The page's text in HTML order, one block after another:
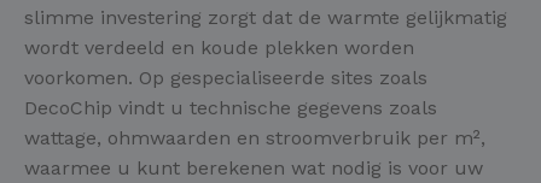
slimme investering zorgt dat de warmte gelijkmatig
wordt verdeeld en koude plekken worden
voorkomen. Op gespecialiseerde sites zoals
DecoChip vindt u technische gegevens zoals
wattage, ohmwaarden en stroomverbruik per m²,
waarmee u kunt berekenen wat nodig is voor uw